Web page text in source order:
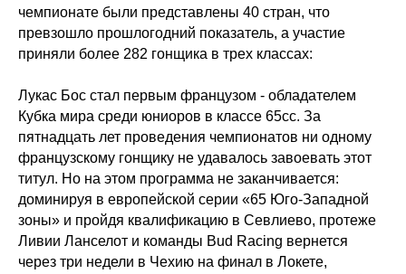
чемпионате были представлены 40 стран, что
превзошло прошлогодний показатель, а участие
приняли более 282 гонщика в трех классах:
Лукас Бос стал первым французом - обладателем
Кубка мира среди юниоров в классе 65сс. За
пятнадцать лет проведения чемпионатов ни одному
французскому гонщику не удавалось завоевать этот
титул. Но на этом программа не заканчивается:
доминируя в европейской серии «65 Юго-Западной
зоны» и пройдя квалификацию в Севлиево, протеже
Ливии Ланселот и команды Bud Racing вернется
через три недели в Чехию на финал в Локете,